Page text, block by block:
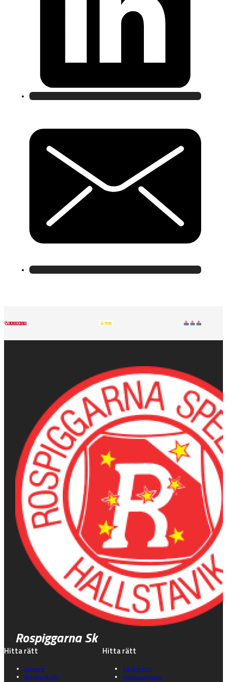
Rospiggarna Sk
Hitta rätt
Kalender
Biljetter & info
Hitta rätt
Gå på match
Speedwayskolan